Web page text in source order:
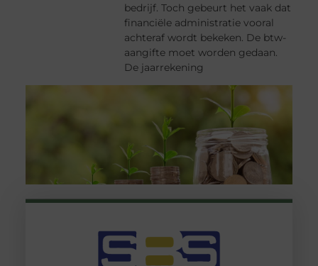
bedrijf. Toch gebeurt het vaak dat
financiële administratie vooral
achteraf wordt bekeken. De btw-
aangifte moet worden gedaan.
De jaarrekening